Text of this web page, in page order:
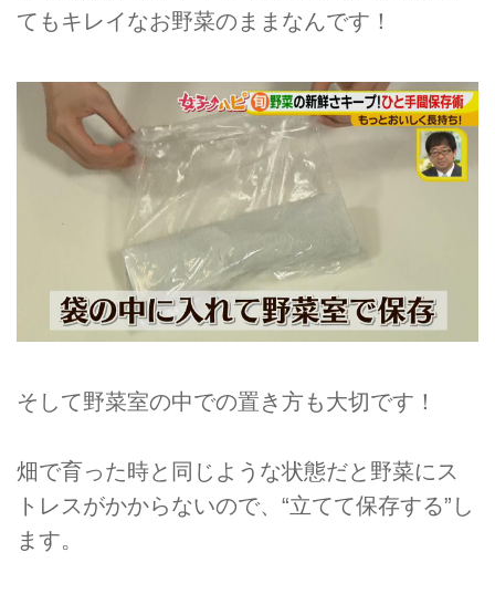
てもキレイなお野菜のままなんです！
そして野菜室の中での置き方も大切です！
畑で育った時と同じような状態だと野菜にス
トレスがかからないので、“立てて保存する”し
ます。